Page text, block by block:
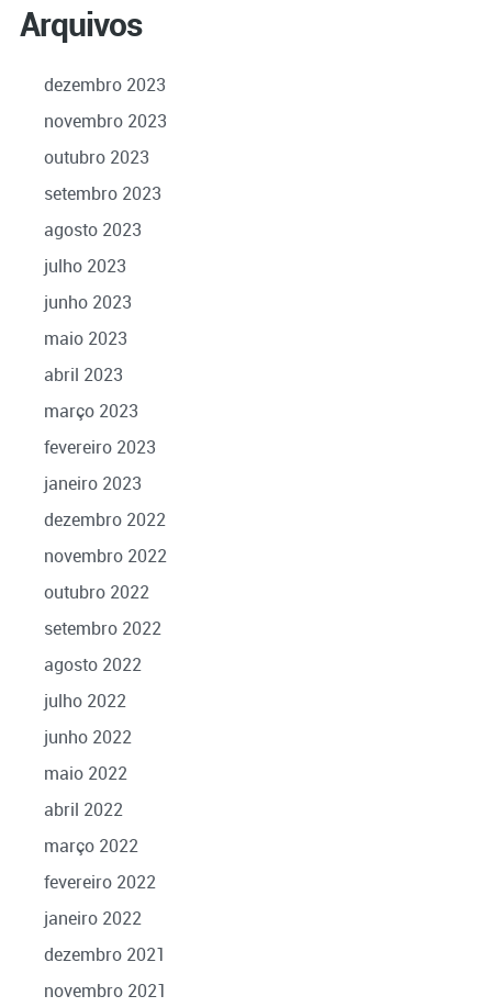
Arquivos
dezembro 2023
novembro 2023
outubro 2023
setembro 2023
agosto 2023
julho 2023
junho 2023
maio 2023
abril 2023
março 2023
fevereiro 2023
janeiro 2023
dezembro 2022
novembro 2022
outubro 2022
setembro 2022
agosto 2022
julho 2022
junho 2022
maio 2022
abril 2022
março 2022
fevereiro 2022
janeiro 2022
dezembro 2021
novembro 2021